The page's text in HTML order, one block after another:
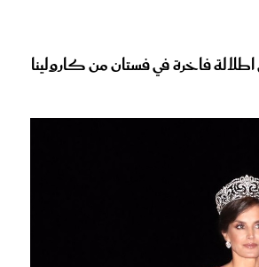
اطلالة فاخرة في فستان من كارولينا